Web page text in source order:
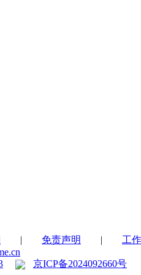
| 免责声明 | 工
京ICP备2024092660号